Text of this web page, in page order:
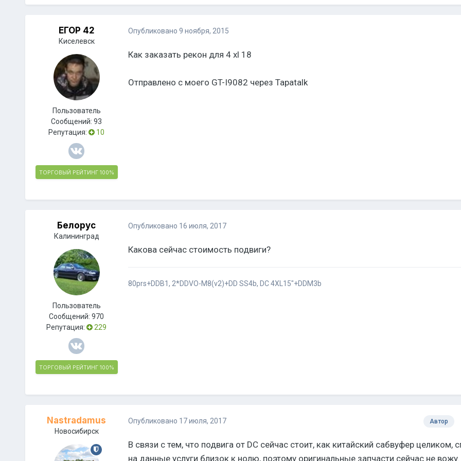
ЕГОР 42
Киселевск
Пользователь
Сообщений:93
Репутация:
10
ТОРГОВЫЙ РЕЙТИНГ 100%
Опубликовано 9 ноября, 2015
Как заказать рекон для 4 xl 18
Отправлено с моего GT-I9082 через Tapatalk
Белорус
Калининград
Пользователь
Сообщений:970
Репутация:
229
ТОРГОВЫЙ РЕЙТИНГ 100%
Опубликовано 16 июля, 2017
Какова сейчас стоимость подвиги?
80prs+DDB1, 2*DDVO-M8(v2)+DD SS4b, DC 4XL15"+DDM3b
Nastradamus
Новосибирск
Автор
Опубликовано 17 июля, 2017
В связи с тем, что подвига от DC сейчас стоит, как китайский сабвуфер целиком,
на данные услуги близок к нолю, поэтому оригинальные запчасти сейчас не вожу.